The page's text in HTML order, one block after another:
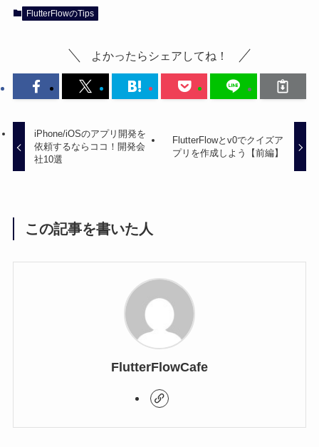
FlutterFlowのTips
よかったらシェアしてね！
iPhone/iOSのアプリ開発を
依頼するならココ！開発会
社10選
FlutterFlowとv0でクイズア
プリを作成しよう【前編】
この記事を書いた人
FlutterFlowCafe